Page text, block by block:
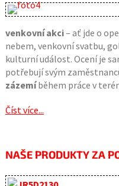
venkovní akci– ať jde o
nebem, venkovní svatbu,
kulturní událost. Ocení je
potřebují svým
zázemíběhem práce v
Číst více...
NAŠE PRODUKTY ZA